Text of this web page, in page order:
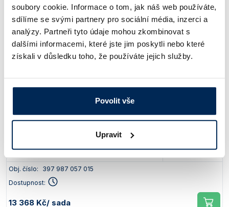
soubory cookie. Informace o tom, jak náš web používáte,
sdílíme se svými partnery pro sociální média, inzerci a
analýzy. Partneři tyto údaje mohou zkombinovat s
dalšími informacemi, které jste jim poskytli nebo které
získali v důsledku toho, že používáte jejich služby.
Povolit vše
Upravit
Popis Typ sady
Korkovrt, sada trubkových nožů 12 nožů
Obj. číslo:
397 987 057 012
Korkovrt, sada trubkových nožů 15 nožů
Obj. číslo:
397 987 057 015
Dostupnost:
13 368 Kč/ sada